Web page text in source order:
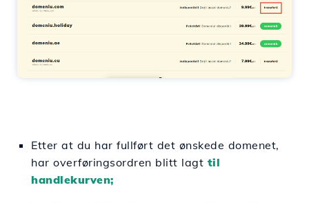
Etter at du har fullført det ønskede domenet,
har overføringsordren blitt lagt til
handlekurven;